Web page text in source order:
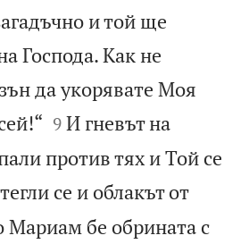
и той ще
Господа. Как не
да укорявате Моя


9 И гневът на
против тях и Той се
се и облакът от
Мариам бе обрината с